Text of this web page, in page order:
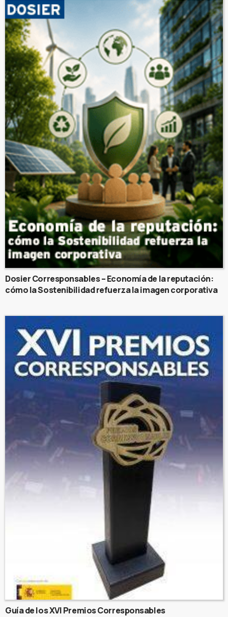
Dosier Corresponsables – Economía de la reputación:
cómo la Sostenibilidad refuerza la imagen corporativa
Guía de los XVI Premios Corresponsables